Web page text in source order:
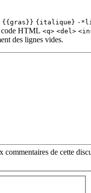
{{gras}} {italique} -
code HTML <q> <del>
des lignes vides.
commentaires de cette